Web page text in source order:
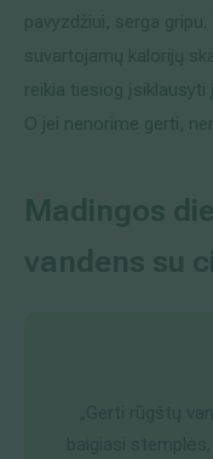
pavyzdžiui, serga
suvartojamų kalorijų
reikia tiesiog įsiklausyti
O jei nenorime gerti,
Madingos
vandens su